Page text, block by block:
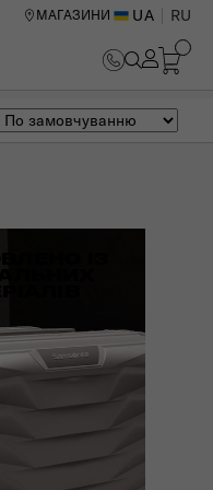
МАГАЗИНИ UA RU